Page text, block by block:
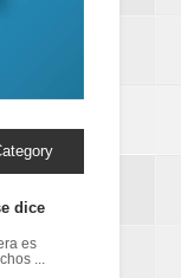
dice
es
...